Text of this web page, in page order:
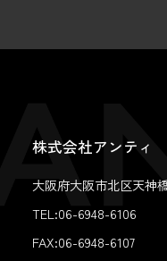
株式会社アンティ
大阪府大阪市北区天神
TEL:06-6948-6106
FAX:06-6948-6107